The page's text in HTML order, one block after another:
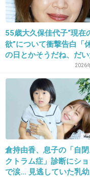
う？
１９さん
私もシーズン１では
もシーズン２も見出
よ。
55歳大久保佳代子“現在
欲”について衝撃告白「
の日とかそうだね、だ
2026
倉持由香、息子の「自
クトラム症」診断にショ
で涙… 見逃していた乳